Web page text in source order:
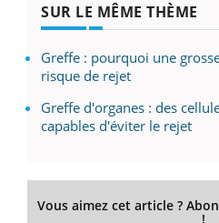
SUR LE MÊME THÈME
Greffe : pourquoi une
risque de rejet
Greffe d'organes : des
capables d'éviter le rejet
Vous aimez cet article ?
!